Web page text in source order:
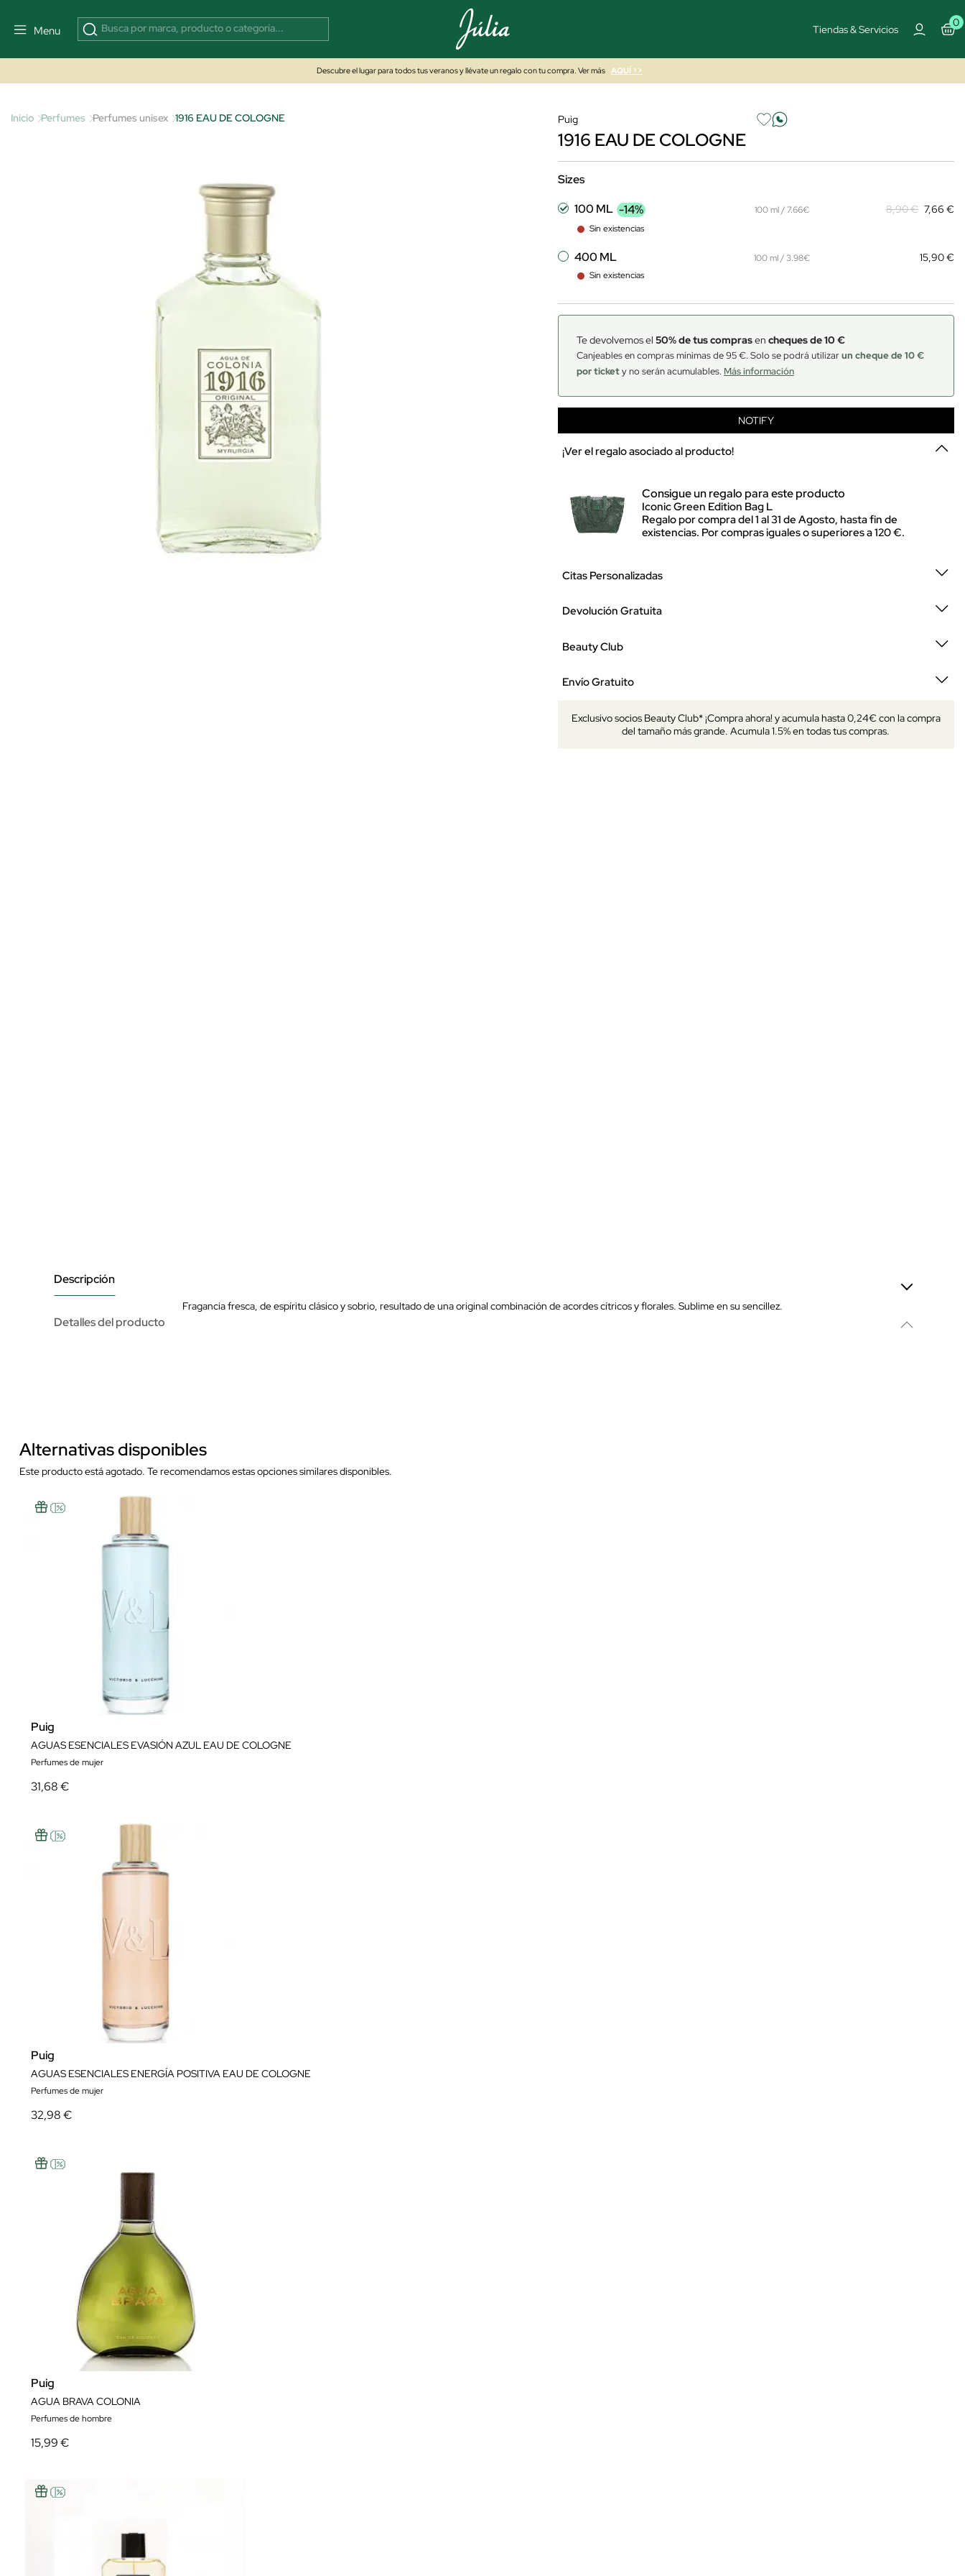
Menu Tiendas & Servicios
0
Descubre el lugar para todos tus veranos y llévate un regalo con tu compra. Ver más AQUÍ >>
Inicio Perfumes Perfumes unisex 1916 EAU DE COLOGNE Puig
1916 EAU DE COLOGNE
Sizes
100 ML -14%
Sin existencias
100 ml / 7.66€ 8,90 € 7,66 €
400 ML
Sin existencias
100 ml / 3.98€ 15,90 €
Te devolvemos el 50% de tus comprasen cheques de 10 €
Canjeables en compras mínimas de 95 €. Solo se podrá utilizarun cheque de 10 €
por tickety no serán acumulables. Más información
NOTIFY
¡Ver el regalo asociado al producto!
Consigue un regalo para este producto
Iconic Green Edition Bag L
Regalo por compra del 1 al 31 de Agosto, hasta fin de
existencias. Por compras iguales o superiores a 120 €.
Citas Personalizadas
Devolución Gratuita
Beauty Club
Envío Gratuito
Exclusivo socios Beauty Club* ¡Compra ahora! y acumula hasta 0,24€ con la compra
del tamaño más grande. Acumula 1.5% en todas tus compras.
Descripción
Fragancia fresca, de espíritu clásico y sobrio, resultado de una original combinación de acordes cítricos y florales. Sublime en su sencillez.
Detalles del producto
Alternativas disponibles
Este producto está agotado. Te recomendamos estas opciones similares disponibles.
Puig
AGUAS ESENCIALES EVASIÓN AZUL EAU DE COLOGNE
Perfumes de mujer
31,68 €
Puig
AGUAS ESENCIALES ENERGÍA POSITIVA EAU DE COLOGNE
Perfumes de mujer
32,98 €
Puig
AGUA BRAVA COLONIA
Perfumes de hombre
15,99 €